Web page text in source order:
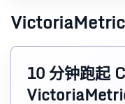
10 分钟跑起